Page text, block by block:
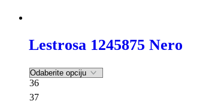
Lestrosa 1245875 Nero
36
37